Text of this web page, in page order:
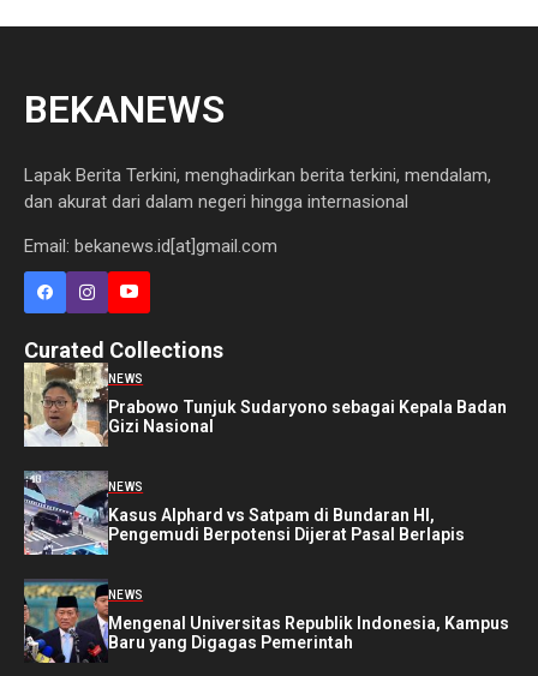
BEKANEWS
Lapak Berita Terkini, menghadirkan berita terkini, mendalam,
dan akurat dari dalam negeri hingga internasional
Email: bekanews.id[at]gmail.com
Curated Collections
NEWS
Prabowo Tunjuk Sudaryono sebagai Kepala Badan
Gizi Nasional
NEWS
Kasus Alphard vs Satpam di Bundaran HI,
Pengemudi Berpotensi Dijerat Pasal Berlapis
NEWS
Mengenal Universitas Republik Indonesia, Kampus
Baru yang Digagas Pemerintah